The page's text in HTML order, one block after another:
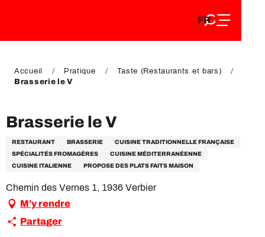
DE
FR
EN
Accueil Pratique
Taste (Restaurants et bars)
Brasserie le V
Brasserie le V
RESTAURANT BRASSERIE
CUISINE TRADITIONNELLE FRANÇAISE
SPÉCIALITÉS FROMAGÈRES
CUISINE MÉDITERRANÉENNE
CUISINE ITALIENNE
PROPOSE DES PLATS FAITS MAISON
Chemin des Vernes 1, 1936 Verbier
M'y rendre
Partager